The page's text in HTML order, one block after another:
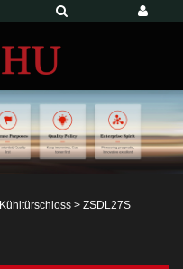
Kühltürschloss > ZSDL27S